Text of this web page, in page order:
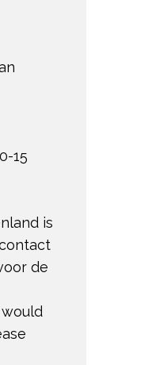
15
is
de